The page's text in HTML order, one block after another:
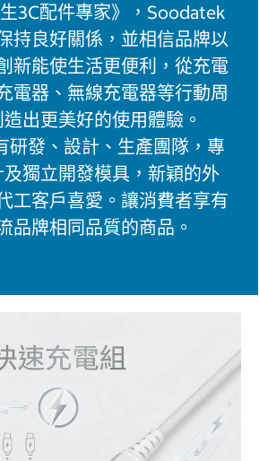
3C配件專家》，Soodatek
持良好關係，並相信品牌以
新能使生活更便利，從充電
電器、無線充電器等行動周
出更美好的使用體驗。
研發、設計、生產團隊，專
獨立開發模具，新穎的外
工客戶喜愛。讓消費者享有
品牌相同品質的商品。